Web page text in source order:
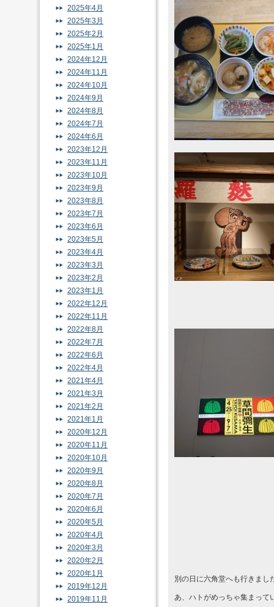
別の日に六角堂へも行きまし
あ、ハトがめっちゃ集まって
2025年4月
2025年3月
2025年2月
2025年1月
2024年12月
2024年11月
2024年10月
2024年9月
2024年8月
2024年7月
2024年6月
2023年12月
2023年11月
2023年10月
2023年9月
2023年8月
2023年7月
2023年6月
2023年5月
2023年4月
2023年3月
2023年2月
2023年1月
2022年12月
2022年11月
2022年8月
2022年7月
2022年6月
2022年4月
2021年4月
2021年3月
2021年2月
2021年1月
2020年12月
2020年11月
2020年10月
2020年9月
2020年8月
2020年7月
2020年6月
2020年5月
2020年4月
2020年3月
2020年2月
2020年1月
2019年12月
2019年11月